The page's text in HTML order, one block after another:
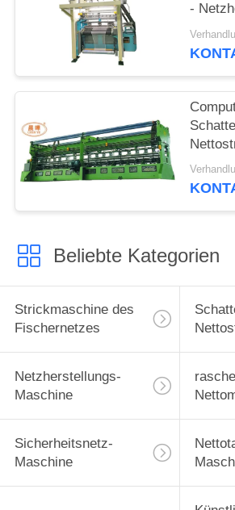
-
mit
Garn
Beliebte Kategorien
Strickmaschine des
Fischernetzes
Netzherstellungs-
Maschine
raschel
Sicherheitsnetz-
Maschine